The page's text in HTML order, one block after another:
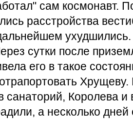
сам космонавт.
расстройства
сутки после
его в такое
Хрущеву.
санаторий, Королева и
а несколько дней